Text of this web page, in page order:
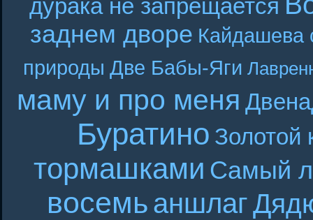
дурака не запрещается
заднем дворе Кайдашева
природы Две Бабы-Яги
маму и про меня
Буратино Золотой
тормашками Самый
восемьаншлаг